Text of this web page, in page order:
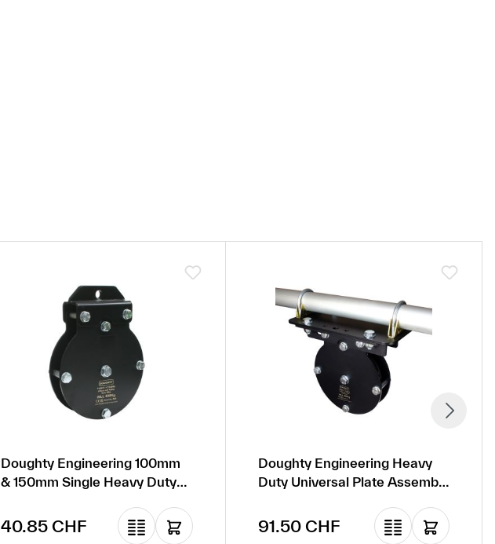
Doughty Engineering 100mm
& 150mm Single Heavy Duty
Prix régulier :
40.85 CHF
Doughty Engineering Heavy
Duty Universal Plate Assembly
Prix régulier :
91.50 CHF